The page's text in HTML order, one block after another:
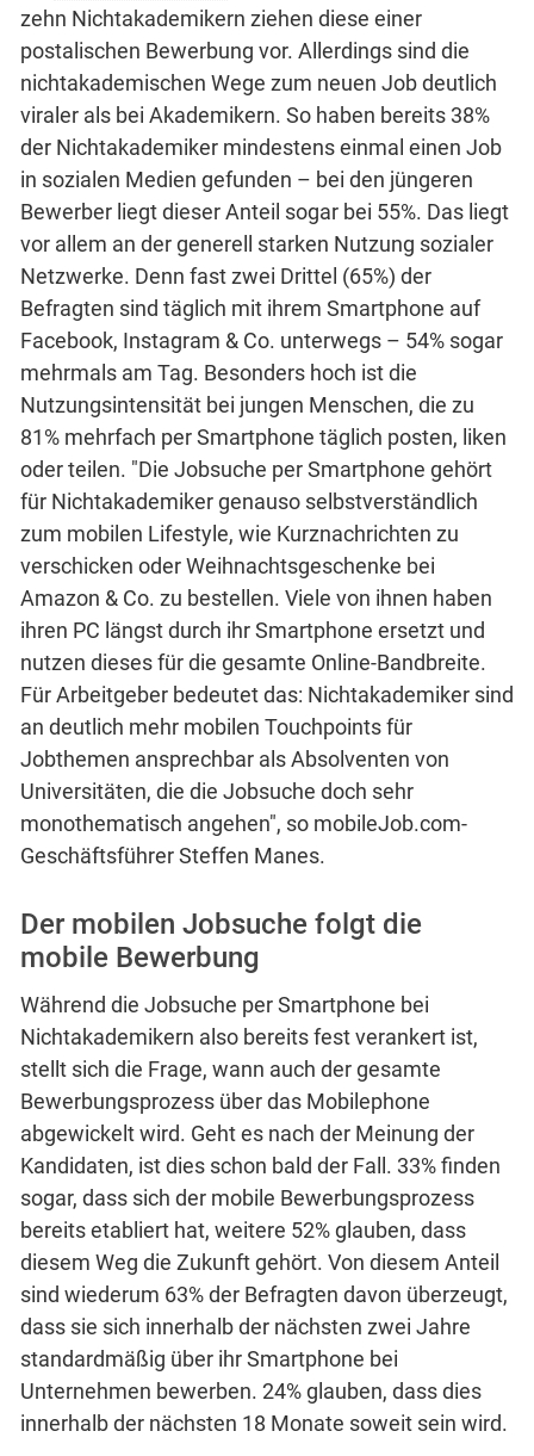
zehn Nichtakademikern ziehen diese einer
postalischen Bewerbung vor. Allerdings sind die
nichtakademischen Wege zum neuen Job deutlich
viraler als bei Akademikern. So haben bereits 38%
der Nichtakademiker mindestens einmal einen Job
in sozialen Medien gefunden – bei den jüngeren
Bewerber liegt dieser Anteil sogar bei 55%. Das liegt
vor allem an der generell starken Nutzung sozialer
Netzwerke. Denn fast zwei Drittel (65%) der
Befragten sind täglich mit ihrem Smartphone auf
Facebook, Instagram & Co. unterwegs – 54% sogar
mehrmals am Tag. Besonders hoch ist die
Nutzungsintensität bei jungen Menschen, die zu
81% mehrfach per Smartphone täglich posten, liken
oder teilen. "Die Jobsuche per Smartphone gehört
für Nichtakademiker genauso selbstverständlich
zum mobilen Lifestyle, wie Kurznachrichten zu
verschicken oder Weihnachtsgeschenke bei
Amazon & Co. zu bestellen. Viele von ihnen haben
ihren PC längst durch ihr Smartphone ersetzt und
nutzen dieses für die gesamte Online-Bandbreite.
Für Arbeitgeber bedeutet das: Nichtakademiker sind
an deutlich mehr mobilen Touchpoints für
Jobthemen ansprechbar als Absolventen von
Universitäten, die die Jobsuche doch sehr
monothematisch angehen", so mobileJob.com-
Geschäftsführer Steffen Manes.
Der mobilen Jobsuche folgt die
mobile Bewerbung
Während die Jobsuche per Smartphone bei
Nichtakademikern also bereits fest verankert ist,
stellt sich die Frage, wann auch der gesamte
Bewerbungsprozess über das Mobilephone
abgewickelt wird. Geht es nach der Meinung der
Kandidaten, ist dies schon bald der Fall. 33% finden
sogar, dass sich der mobile Bewerbungsprozess
bereits etabliert hat, weitere 52% glauben, dass
diesem Weg die Zukunft gehört. Von diesem Anteil
sind wiederum 63% der Befragten davon überzeugt,
dass sie sich innerhalb der nächsten zwei Jahre
standardmäßig über ihr Smartphone bei
Unternehmen bewerben. 24% glauben, dass dies
innerhalb der nächsten 18 Monate soweit sein wird.